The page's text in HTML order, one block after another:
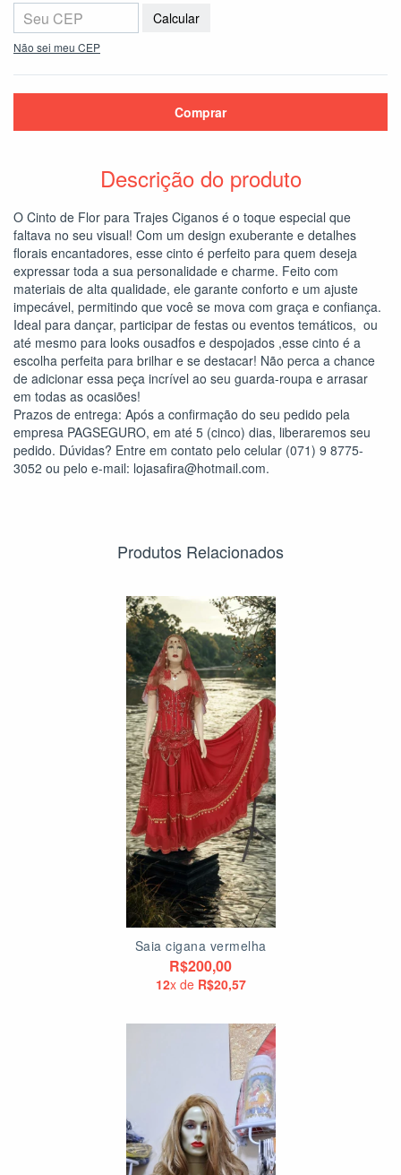
Calcular
Não sei meu CEP
Descrição do produto
O Cinto de Flor para Trajes Ciganos é o toque especial que
faltava no seu visual! Com um design exuberante e detalhes
florais encantadores, esse cinto é perfeito para quem deseja
expressar toda a sua personalidade e charme. Feito com
materiais de alta qualidade, ele garante conforto e um ajuste
impecável, permitindo que você se mova com graça e confiança.
Ideal para dançar, participar de festas ou eventos temáticos, ou
até mesmo para looks ousadfos e despojados ,esse cinto é a
escolha perfeita para brilhar e se destacar! Não perca a chance
de adicionar essa peça incrível ao seu guarda-roupa e arrasar
em todas as ocasiões!
Prazos de entrega: Após a confirmação do seu pedido pela
empresa PAGSEGURO, em até 5 (cinco) dias, liberaremos seu
pedido. Dúvidas? Entre em contato pelo celular (071) 9 8775-
3052 ou pelo e-mail: lojasafira@hotmail.com.
Produtos Relacionados
Saia cigana vermelha
R$200,00
12x de R$20,57